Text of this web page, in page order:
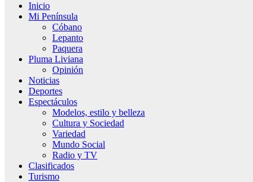
Inicio
Mi Península
Cóbano
Lepanto
Paquera
Pluma Liviana
Opinión
Noticias
Deportes
Espectáculos
Modelos, estilo y belleza
Cultura y Sociedad
Variedad
Mundo Social
Radio y TV
Clasificados
Turismo